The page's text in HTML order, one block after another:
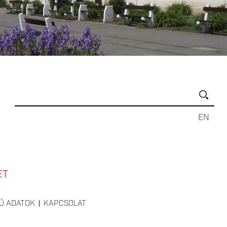
EN
ADATOK KAPCSOLAT